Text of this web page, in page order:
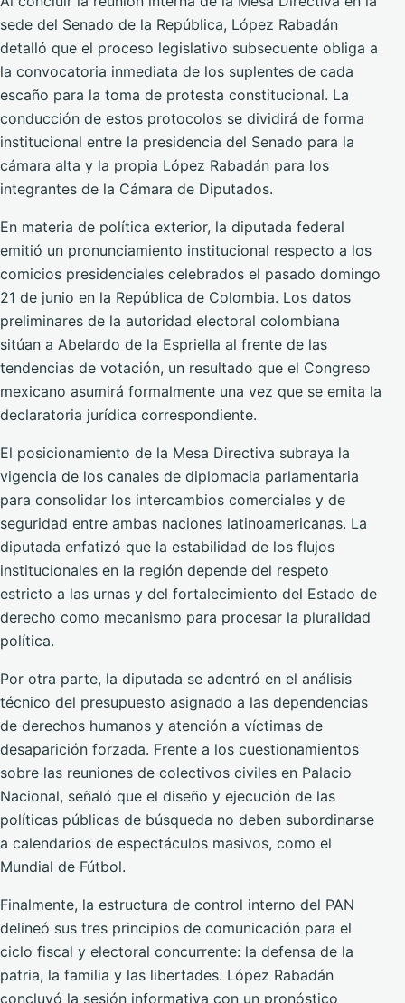
sede del Senado de la República, López Rabadán
detalló que el proceso legislativo subsecuente obliga a
la convocatoria inmediata de los suplentes de cada
escaño para la toma de protesta constitucional. La
conducción de estos protocolos se dividirá de forma
institucional entre la presidencia del Senado para la
cámara alta y la propia López Rabadán para los
integrantes de la Cámara de Diputados.
En materia de política exterior, la diputada federal
emitió un pronunciamiento institucional respecto a los
comicios presidenciales celebrados el pasado domingo
21 de junio en la República de Colombia. Los datos
preliminares de la autoridad electoral colombiana
sitúan a Abelardo de la Espriella al frente de las
tendencias de votación, un resultado que el Congreso
mexicano asumirá formalmente una vez que se emita la
declaratoria jurídica correspondiente.
El posicionamiento de la Mesa Directiva subraya la
vigencia de los canales de diplomacia parlamentaria
para consolidar los intercambios comerciales y de
seguridad entre ambas naciones latinoamericanas. La
diputada enfatizó que la estabilidad de los flujos
institucionales en la región depende del respeto
estricto a las urnas y del fortalecimiento del Estado de
derecho como mecanismo para procesar la pluralidad
política.
Por otra parte, la diputada se adentró en el análisis
técnico del presupuesto asignado a las dependencias
de derechos humanos y atención a víctimas de
desaparición forzada. Frente a los cuestionamientos
sobre las reuniones de colectivos civiles en Palacio
Nacional, señaló que el diseño y ejecución de las
políticas públicas de búsqueda no deben subordinarse
a calendarios de espectáculos masivos, como el
Mundial de Fútbol.
Finalmente, la estructura de control interno del PAN
delineó sus tres principios de comunicación para el
ciclo fiscal y electoral concurrente: la defensa de la
patria, la familia y las libertades. López Rabadán
concluyó la sesión informativa con un pronóstico